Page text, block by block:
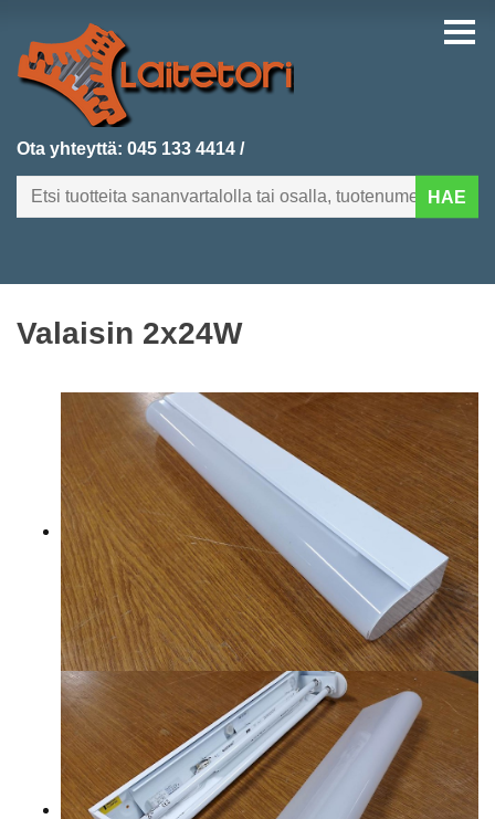
Ota yhteyttä: 045 133 4414 /
HAE
ETUSIVU
VIIMEKSI LISÄTYT
TUOTEHAKU
YHTEYSTIEDOT
Valaisin 2x24W